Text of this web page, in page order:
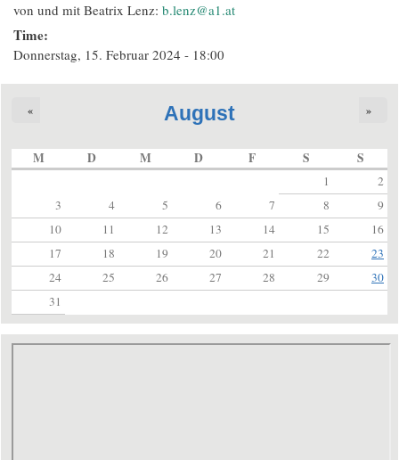
von und mit Beatrix Lenz: b.lenz@a1.at
Time:
Donnerstag, 15. Februar 2024 - 18:00
August
« »
M D M D F S S
1
2
3
4 5 6 7 8
9
10
11 12 13 14 15
16
17
18 19 20 21 22
23
24
25 26 27 28 29
30
31